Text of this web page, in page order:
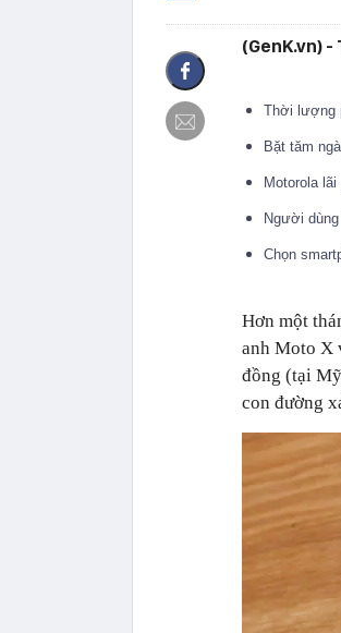
(GenK.vn)
Thời lượng
Bặt tăm
Motorola
Người
Chọn
Hơn một
anh Moto X
đồng (tại
con đường